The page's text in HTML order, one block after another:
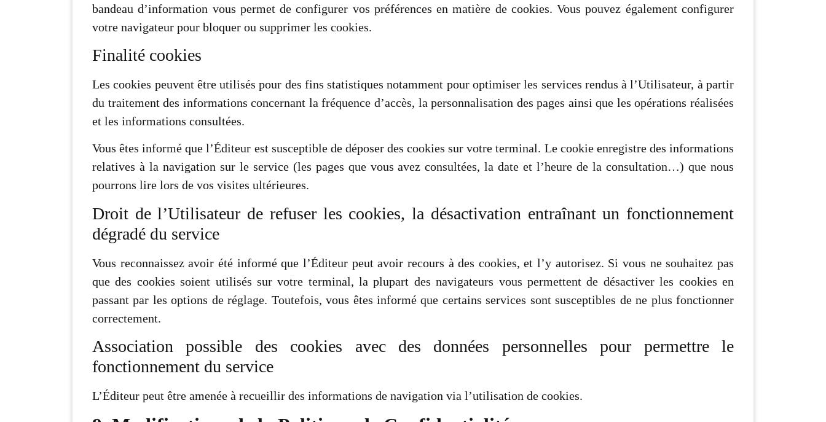
bandeau d’information vous permet de configurer vos préférences en matière de cookies. Vous pouvez également configurer
votre navigateur pour bloquer ou supprimer les cookies.
Finalité cookies
Les cookies peuvent être utilisés pour des fins statistiques notamment pour optimiser les services rendus à l’Utilisateur, à partir
du traitement des informations concernant la fréquence d’accès, la personnalisation des pages ainsi que les opérations réalisées
et les informations consultées.
Vous êtes informé que l’Éditeur est susceptible de déposer des cookies sur votre terminal. Le cookie enregistre des informations
relatives à la navigation sur le service (les pages que vous avez consultées, la date et l’heure de la consultation…) que nous
pourrons lire lors de vos visites ultérieures.
Droit de l’Utilisateur de refuser les cookies, la désactivation entraînant un fonctionnement
dégradé du service
Vous reconnaissez avoir été informé que l’Éditeur peut avoir recours à des cookies, et l’y autorisez. Si vous ne souhaitez pas
que des cookies soient utilisés sur votre terminal, la plupart des navigateurs vous permettent de désactiver les cookies en
passant par les options de réglage. Toutefois, vous êtes informé que certains services sont susceptibles de ne plus fonctionner
correctement.
Association possible des cookies avec des données personnelles pour permettre le
fonctionnement du service
L’Éditeur peut être amenée à recueillir des informations de navigation via l’utilisation de cookies.